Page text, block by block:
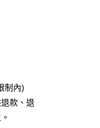
制內)
款、退